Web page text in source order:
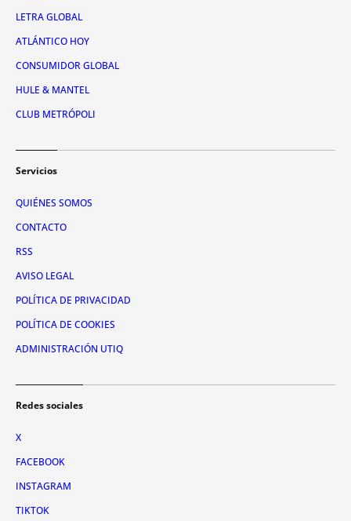
LETRA GLOBAL
ATLÁNTICO HOY
CONSUMIDOR GLOBAL
HULE & MANTEL
CLUB METRÓPOLI
Servicios
QUIÉNES SOMOS
CONTACTO
RSS
AVISO LEGAL
POLÍTICA DE PRIVACIDAD
POLÍTICA DE COOKIES
ADMINISTRACIÓN UTIQ
Redes sociales
X
FACEBOOK
INSTAGRAM
TIKTOK